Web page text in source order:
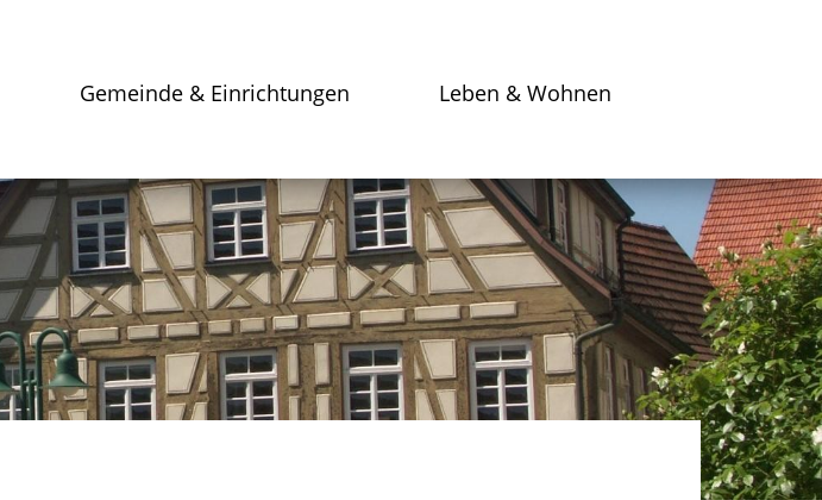
Gemeinde & Einrichtungen Leben & Wohnen